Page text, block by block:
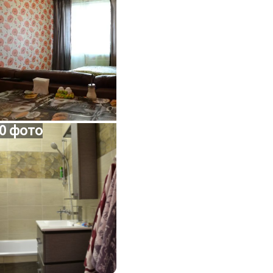
фото